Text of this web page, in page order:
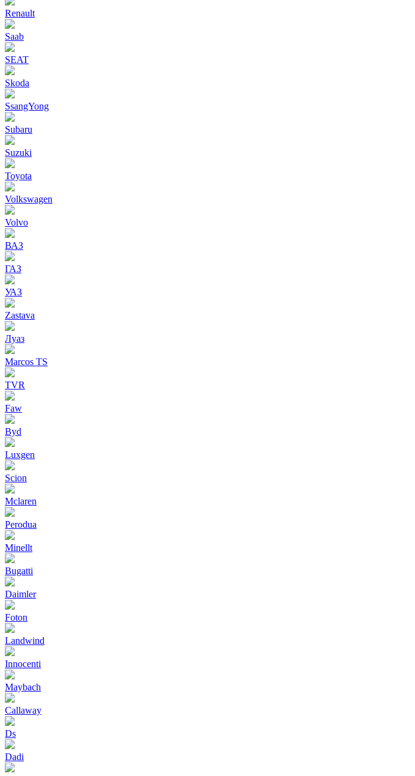
Renault
Saab
SEAT
Skoda
SsangYong
Subaru
Suzuki
Toyota
Volkswagen
Volvo
ВАЗ
ГАЗ
УАЗ
Zastava
Луаз
Marcos TS
TVR
Faw
Byd
Luxgen
Scion
Mclaren
Perodua
Minellt
Bugatti
Daimler
Foton
Landwind
Innocenti
Maybach
Callaway
Ds
Dadi